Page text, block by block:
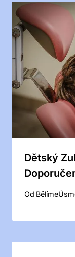
Dětský
Od